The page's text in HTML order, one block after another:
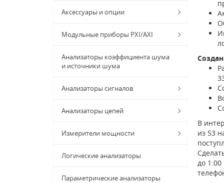
Аксессуары и опции
Модульные приборы PXI/AXI
Анализаторы коэффициента шума
и источники шума
Анализаторы сигналов
Анализаторы цепей
Измерители мощности
Логические анализаторы
Параметрические анализаторы
В
из 53
до